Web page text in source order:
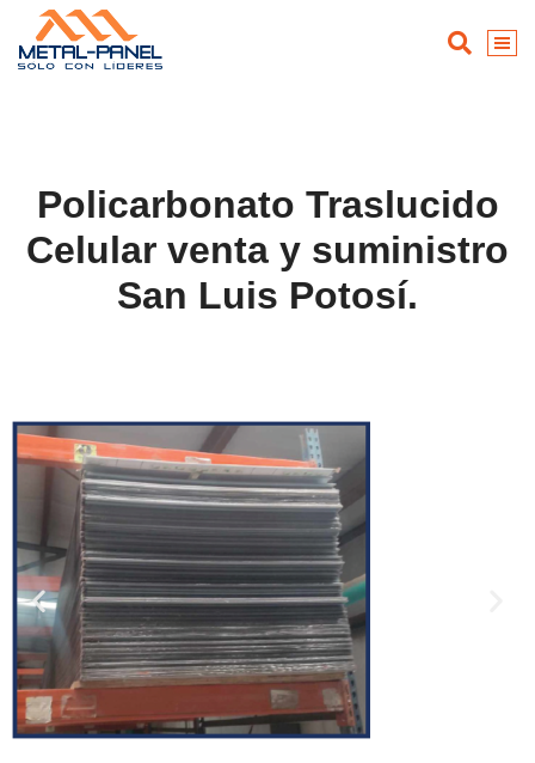
Policarbonato Traslucido
Celular venta y suministro
San Luis Potosí.